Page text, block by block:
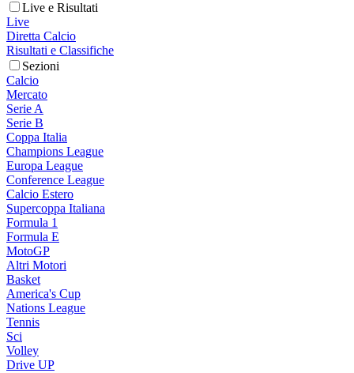
Live e Risultati
Live
Diretta Calcio
Risultati e Classifiche
Sezioni
Calcio
Mercato
Serie A
Serie B
Coppa Italia
Champions League
Europa League
Conference League
Calcio Estero
Supercoppa Italiana
Formula 1
Formula E
MotoGP
Altri Motori
Basket
America's Cup
Nations League
Tennis
Sci
Volley
Drive UP